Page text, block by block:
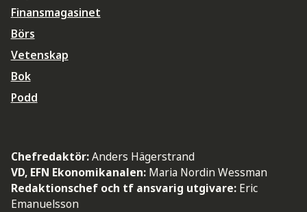
Finansmagasinet
Börs
Vetenskap
Bok
Podd
Chefredaktör:Anders Hägerstrand
VD, EFN Ekonomikanalen: Maria Nordin Wessman
Redaktionschef och tf ansvarig utgivare: Eric
Emanuelsson